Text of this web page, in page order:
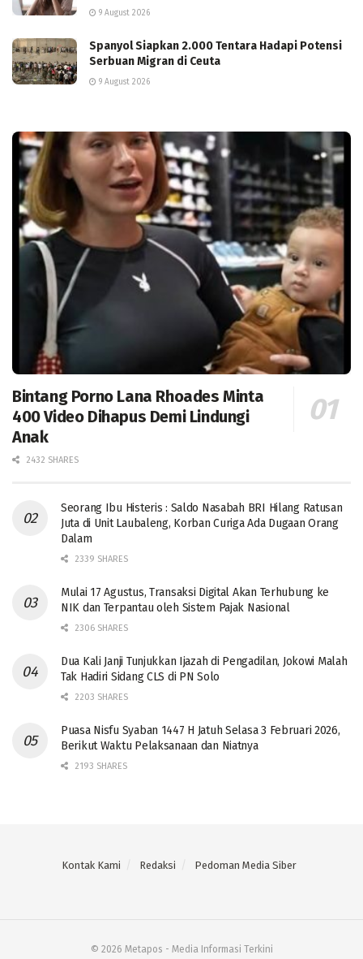
9 August 2026
Spanyol Siapkan 2.000 Tentara Hadapi Potensi
Serbuan Migran di Ceuta
9 August 2026
Bintang Porno Lana Rhoades Minta
400 Video Dihapus Demi Lindungi
Anak
2432 SHARES
Seorang Ibu Histeris : Saldo Nasabah BRI Hilang Ratusan
Juta di Unit Laubaleng, Korban Curiga Ada Dugaan Orang
Dalam
2339 SHARES
Mulai 17 Agustus, Transaksi Digital Akan Terhubung ke
NIK dan Terpantau oleh Sistem Pajak Nasional
2306 SHARES
Dua Kali Janji Tunjukkan Ijazah di Pengadilan, Jokowi Malah
Tak Hadiri Sidang CLS di PN Solo
2203 SHARES
Puasa Nisfu Syaban 1447 H Jatuh Selasa 3 Februari 2026,
Berikut Waktu Pelaksanaan dan Niatnya
2193 SHARES
Kontak Kami Redaksi Pedoman Media Siber
© 2026 Metapos - Media Informasi Terkini